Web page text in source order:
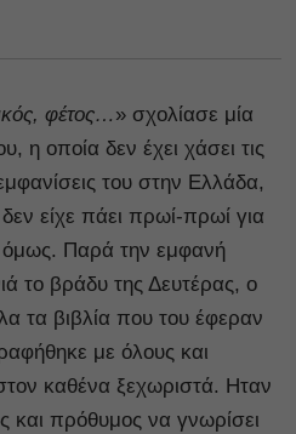
φέτος… » σχολίασε μία
η οποία δεν έχει χάσει τις
του στην Ελλάδα,
είχε πάει πρωί-πρωί για
όμως. Παρά την εμφανή
το βράδυ της Δευτέρας, ο
τα βιβλία που του έφεραν
με όλους και
καθένα ξεχωριστά. Ηταν
και πρόθυμος να γνωρίσει